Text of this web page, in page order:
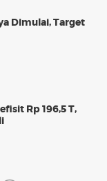
Dimulai, Target
Rp 196,5 T,